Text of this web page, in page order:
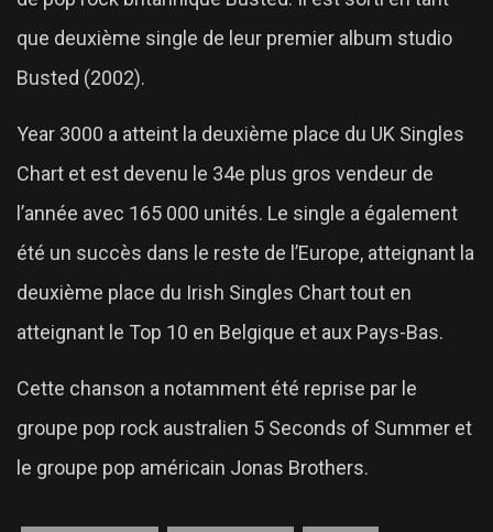
que deuxième single de leur premier album studio
Busted (2002).
Year 3000 a atteint la deuxième place du UK Singles
Chart et est devenu le 34e plus gros vendeur de
l’année avec 165 000 unités. Le single a également
été un succès dans le reste de l’Europe, atteignant la
deuxième place du Irish Singles Chart tout en
atteignant le Top 10 en Belgique et aux Pays-Bas.
Cette chanson a notamment été reprise par le
groupe pop rock australien 5 Seconds of Summer et
le groupe pop américain Jonas Brothers.